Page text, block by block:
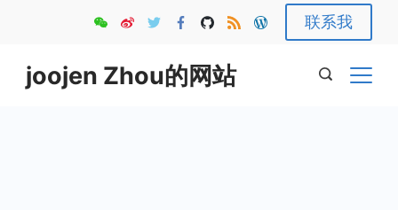
content
联系我
joojen Zhou的网站